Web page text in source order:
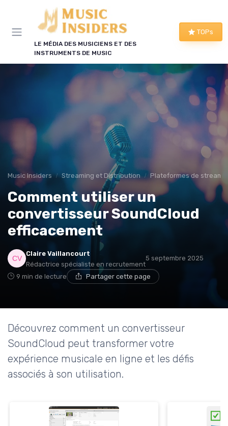
LE MÉDIA DES MUSICIENS ET DES
INSTRUMENTS DE MUSIC
TOPs
Music Insiders Streaming et Distribution Plateformes de
Comment utiliser un
convertisseur SoundCloud
efficacement
Claire Vaillancourt
Rédactrice spécialiste en recrutement
5 septembre 2025
9 min de lecture Partager cette page
Découvrez comment un convertisseur
SoundCloud peut transformer votre
expérience musicale en ligne et les défis
associés à son utilisation.
Panneau de gestion des cookies